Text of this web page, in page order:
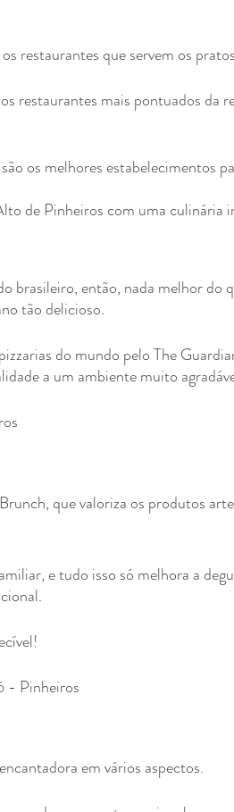
restaurantes que servem os
restaurantes mais pontuados da
os melhores estabelecimentos
de Pinheiros com uma culinária
brasileiro, então, nada melhor do
tão delicioso.
do mundo pelo The
a um ambiente muito
que valoriza os produtos
e tudo isso só melhora a
- Pinheiros
em vários aspectos.